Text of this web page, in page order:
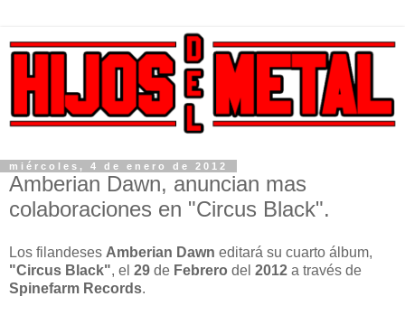
miércoles, 4 de enero de 2012
Amberian Dawn, anuncian mas
colaboraciones en "Circus Black".
Los filandeses Amberian Dawn editará su cuarto álbum,
"Circus Black", el 29 de Febrero del 2012 a través de
Spinefarm Records.